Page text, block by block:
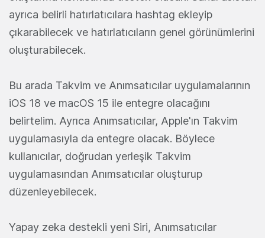
ayrıca belirli hatırlatıcılara hashtag ekleyip
çıkarabilecek ve hatırlatıcıların genel görünümlerini
oluşturabilecek.
Bu arada Takvim ve Anımsatıcılar uygulamalarının
iOS 18 ve macOS 15 ile entegre olacağını
belirtelim. Ayrıca Anımsatıcılar, Apple'ın Takvim
uygulamasıyla da entegre olacak. Böylece
kullanıcılar, doğrudan yerleşik Takvim
uygulamasından Anımsatıcılar oluşturup
düzenleyebilecek.
Yapay zeka destekli yeni Siri, Anımsatıcılar